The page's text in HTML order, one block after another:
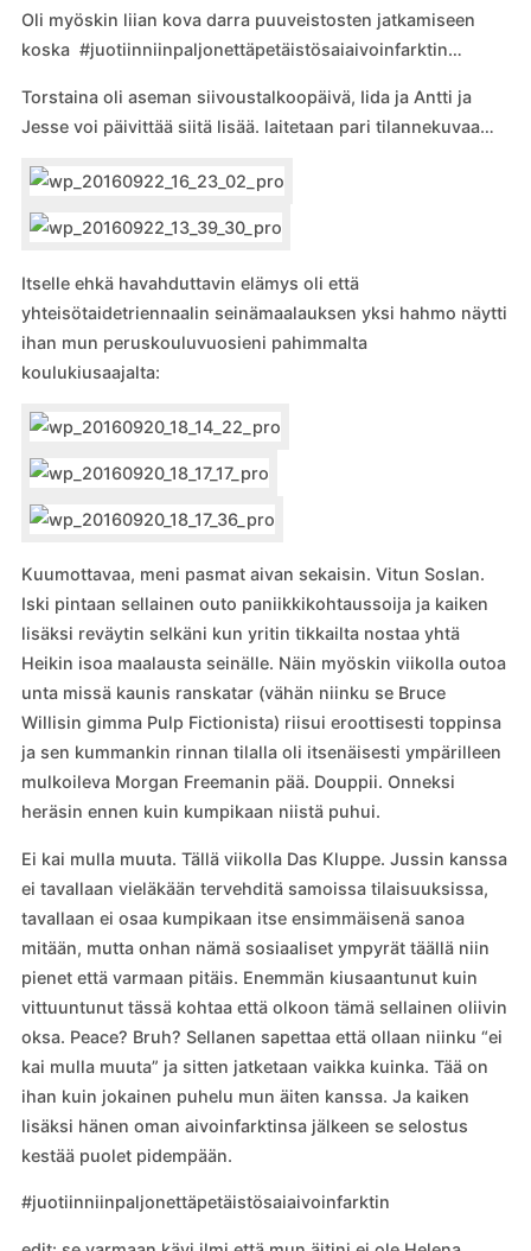
Oli myöskin liian kova darra puuveistosten jatkamiseen
koska #juotiinniinpaljonettäpetäistösaiaivoinfarktin…
Torstaina oli aseman siivoustalkoopäivä, Iida ja Antti ja
Jesse voi päivittää siitä lisää. laitetaan pari tilannekuvaa…
Itselle ehkä havahduttavin elämys oli että
yhteisötaidetriennaalin seinämaalauksen yksi hahmo näytti
ihan mun peruskouluvuosieni pahimmalta
koulukiusaajalta:
Kuumottavaa, meni pasmat aivan sekaisin. Vitun Soslan.
Iski pintaan sellainen outo paniikkikohtaussoija ja kaiken
lisäksi reväytin selkäni kun yritin tikkailta nostaa yhtä
Heikin isoa maalausta seinälle. Näin myöskin viikolla outoa
unta missä kaunis ranskatar (vähän niinku se Bruce
Willisin gimma Pulp Fictionista) riisui eroottisesti toppinsa
ja sen kummankin rinnan tilalla oli itsenäisesti ympärilleen
mulkoileva Morgan Freemanin pää. Douppii. Onneksi
heräsin ennen kuin kumpikaan niistä puhui.
Ei kai mulla muuta. Tällä viikolla Das Kluppe. Jussin kanssa
ei tavallaan vieläkään tervehditä samoissa tilaisuuksissa,
tavallaan ei osaa kumpikaan itse ensimmäisenä sanoa
mitään, mutta onhan nämä sosiaaliset ympyrät täällä niin
pienet että varmaan pitäis. Enemmän kiusaantunut kuin
vittuuntunut tässä kohtaa että olkoon tämä sellainen oliivin
oksa. Peace? Bruh? Sellanen sapettaa että ollaan niinku “ei
kai mulla muuta” ja sitten jatketaan vaikka kuinka. Tää on
ihan kuin jokainen puhelu mun äiten kanssa. Ja kaiken
lisäksi hänen oman aivoinfarktinsa jälkeen se selostus
kestää puolet pidempään.
#juotiinniinpaljonettäpetäistösaiaivoinfarktin